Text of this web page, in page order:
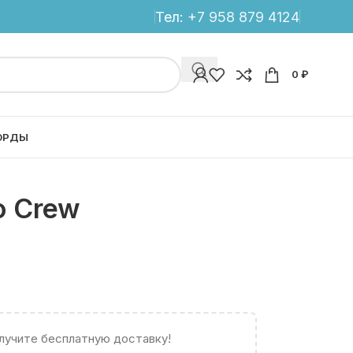
Тел: +7 958 879 4124
0 ₽
Crew
бесплатную доставку!